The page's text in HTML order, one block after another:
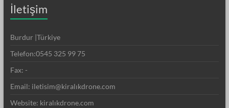
İletişim
Burdur |Türkiye
Telefon:0545 325 99 75
Fax: -
Email: iletisim@kiralıkdrone.com
Website: kiralıkdrone.com